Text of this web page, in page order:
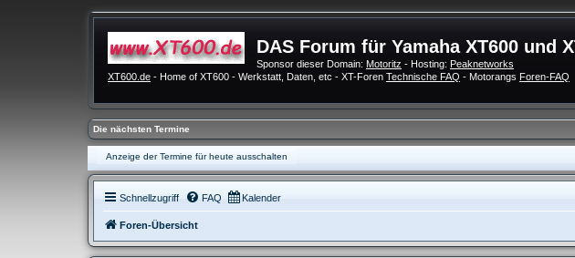
DAS Forum für Yamaha XT600 und
Sponsor dieser Domain: Motoritz - Hosting: Peaknetworks
XT600.de - Home of XT600 - Werkstatt, Daten, etc - XT-Foren Technische FAQ - Motorangs Foren-FAQ
Die nächsten Termine
Anzeige der Termine für heute ausschalten
Schnellzugriff FAQ Kalender
Foren-Übersicht